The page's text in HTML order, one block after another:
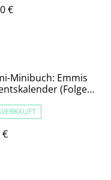
€
Minibuch: Emmis
(Folge
€